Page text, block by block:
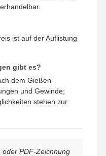
ist auf der Auflistung
gibt es?
dem Gießen
und Gewinde;
stehen zur
oder PDF-Zeichnung